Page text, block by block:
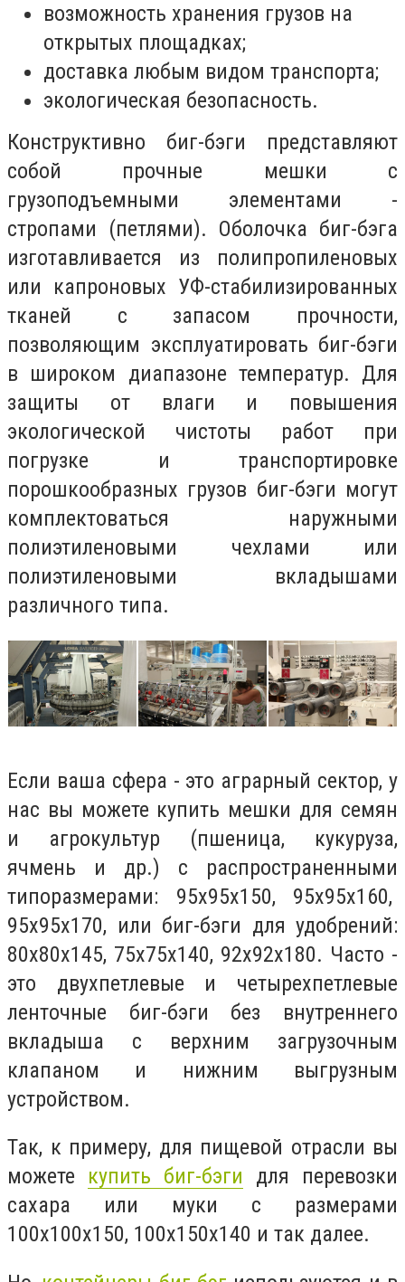
возможность хранения грузов на
открытых площадках;
доставка любым видом транспорта;
экологическая безопасность.
Конструктивно биг-бэги представляют
собой прочные мешки с
грузоподъемными элементами -
стропами (петлями). Оболочка биг-бэга
изготавливается из полипропиленовых
или капроновых УФ-стабилизированных
тканей с запасом прочности,
позволяющим эксплуатировать биг-бэги
в широком диапазоне температур. Для
защиты от влаги и повышения
экологической чистоты работ при
погрузке и транспортировке
порошкообразных грузов биг-бэги могут
комплектоваться наружными
полиэтиленовыми чехлами или
полиэтиленовыми вкладышами
различного типа.
Если ваша сфера - это аграрный сектор, у
нас вы можете купить мешки для семян
и агрокультур (пшеница, кукуруза,
ячмень и др.) с распространенными
типоразмерами: 95х95х150, 95х95х160,
95х95х170, или биг-бэги для удобрений:
80х80х145, 75х75х140, 92х92х180. Часто -
это двухпетлевые и четырехпетлевые
ленточные биг-бэги без внутреннего
вкладыша с верхним загрузочным
клапаном и нижним выгрузным
устройством.
Так, к примеру, для пищевой отрасли вы
можете купить биг-бэги для перевозки
сахара или муки с размерами
100х100х150, 100х150х140 и так далее.